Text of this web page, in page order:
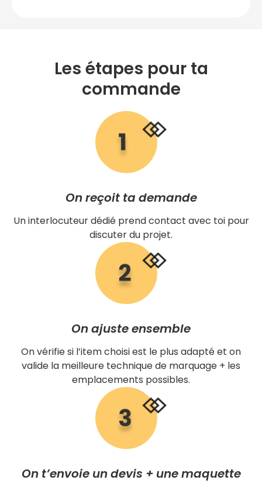
Les étapes pour ta
commande
On reçoit ta demande
Un interlocuteur dédié prend contact avec toi pour
discuter du projet.
On ajuste ensemble
On vérifie si l’item choisi est le plus adapté et on
valide la meilleure technique de marquage + les
emplacements possibles.
On t’envoie un devis + une maquette